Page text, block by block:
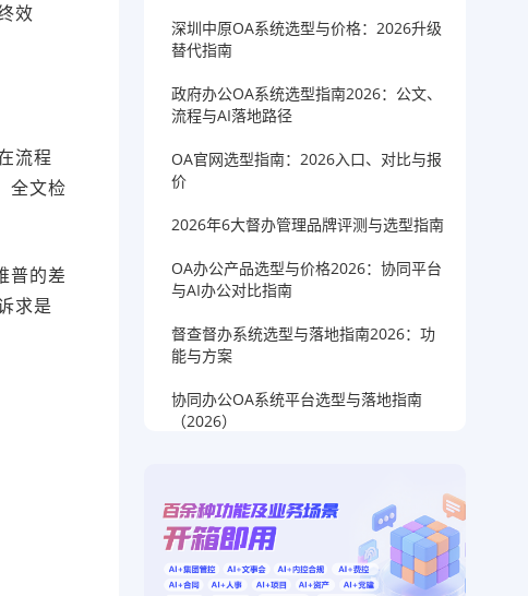
效
流程
全文检
普的差
求是
深圳中原OA系统选型与价格：2026升级
替代指南
政府办公OA系统选型指南2026：公文、
流程与AI落地路径
OA官网选型指南：2026入口、对比与报
价
2026年6大督办管理品牌评测与选型指南
OA办公产品选型与价格2026：协同平台
与AI办公对比指南
督查督办系统选型与落地指南2026：功
能与方案
协同办公OA系统平台选型与落地指南
（2026）